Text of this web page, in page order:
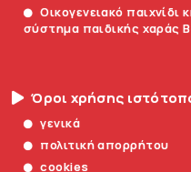
Οικογενειακό
σύστημα παιδικής χαράς
Όροι χρήσης
γενικά
πολιτική απορρήτου
cookies